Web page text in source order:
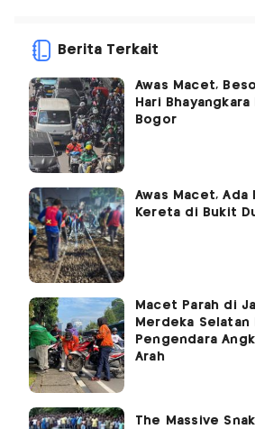
Berita Terkait
Awas Macet,
Hari
Bogor
Awas Macet, Ada
Kereta di Bukit
Macet Parah di
Merdeka Selatan
Pengendara
Arah